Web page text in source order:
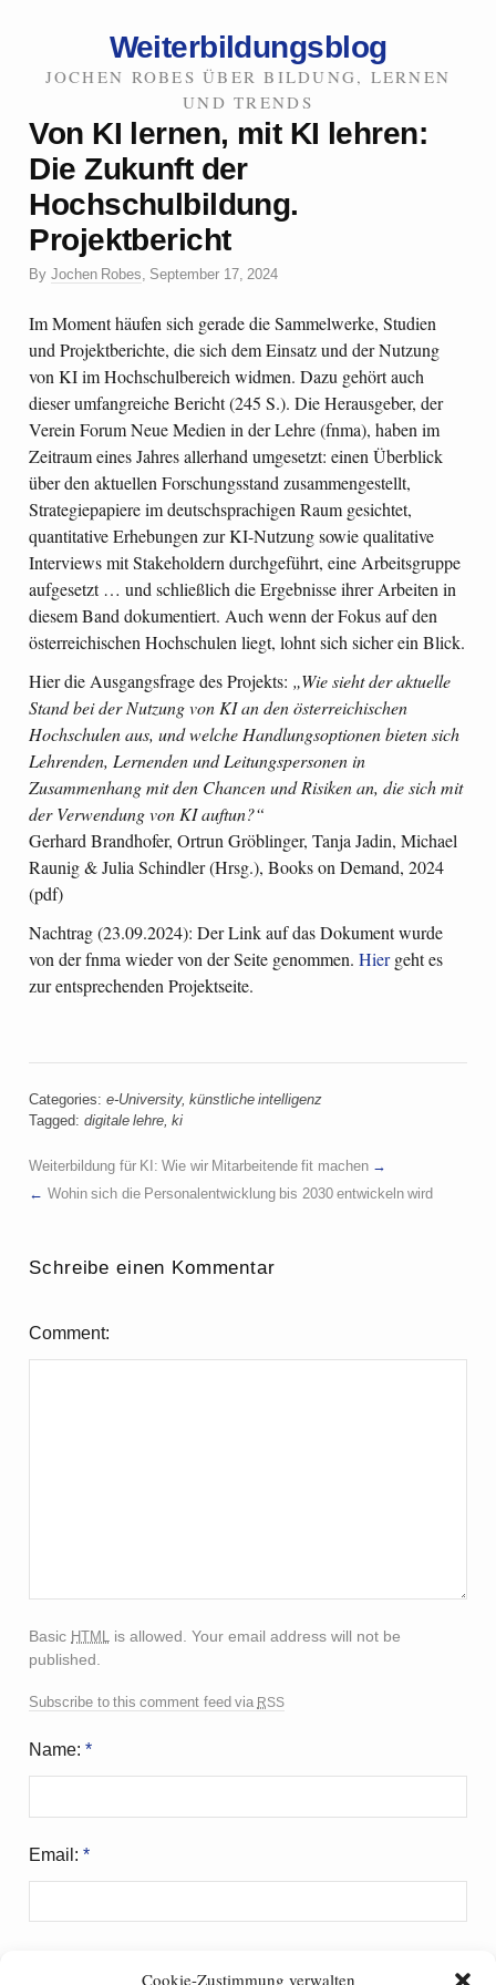
Cookie-Zustimmung verwalten
Weiterbildungsblog
JOCHEN ROBES ÜBER BILDUNG, LERNEN
UND TRENDS
Von KI lernen, mit KI lehren:
Die Zukunft der
Hochschulbildung.
Projektbericht
By Jochen Robes, September 17, 2024
Im Moment häufen sich gerade die Sammelwerke, Studien
und Projektberichte, die sich dem Einsatz und der Nutzung
von KI im Hochschulbereich widmen. Dazu gehört auch
dieser umfangreiche Bericht (245 S.). Die Herausgeber, der
Verein Forum Neue Medien in der Lehre (fnma), haben im
Zeitraum eines Jahres allerhand umgesetzt: einen Überblick
über den aktuellen Forschungsstand zusammengestellt,
Strategiepapiere im deutschsprachigen Raum gesichtet,
quantitative Erhebungen zur KI-Nutzung sowie qualitative
Interviews mit Stakeholdern durchgeführt, eine Arbeitsgruppe
aufgesetzt … und schließlich die Ergebnisse ihrer Arbeiten in
diesem Band dokumentiert. Auch wenn der Fokus auf den
österreichischen Hochschulen liegt, lohnt sich sicher ein Blick.
Hier die Ausgangsfrage des Projekts: „Wie sieht der aktuelle
Stand bei der Nutzung von KI an den österreichischen
Hochschulen aus, und welche Handlungsoptionen bieten sich
Lehrenden, Lernenden und Leitungspersonen in
Zusammenhang mit den Chancen und Risiken an, die sich mit
der Verwendung von KI auftun?“
Gerhard Brandhofer, Ortrun Gröblinger, Tanja Jadin, Michael
Raunig & Julia Schindler (Hrsg.), Books on Demand, 2024
(pdf)
Nachtrag (23.09.2024): Der Link auf das Dokument wurde
von der fnma wieder von der Seite genommen.Hiergeht es
zur entsprechenden Projektseite.
Categories: e-University,künstliche intelligenz
Tagged: digitale lehre ,ki
Weiterbildung für KI: Wie wir Mitarbeitende fit machen
Wohin sich die Personalentwicklung bis 2030 entwickeln wird
Schreibe einen Kommentar
Comment
Basic html is allowed. Your email address will not be
published.
Subscribe to this comment feed via rss
Name:*
Email:*